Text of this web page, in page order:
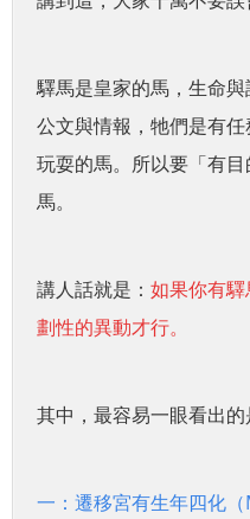
驛馬是皇家的馬，生命
公文與情報，牠們是有任
玩耍的馬。所以要「有
馬。
講人話就是： 如果你有
劃性的異動才行。
其中，最容易一眼看出的
一：遷移宮有生年四化（